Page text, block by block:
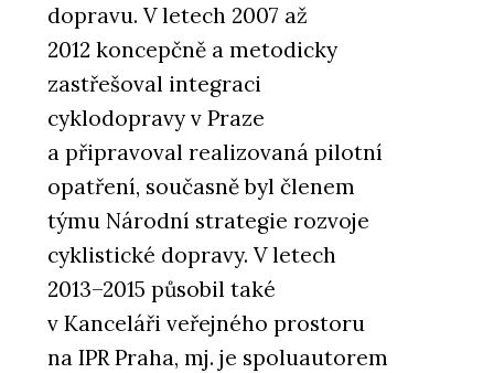
dopravu. V letech 2007 až
2012 koncepčně a metodicky
zastřešoval integraci
cyklodopravy v Praze
a připravoval realizovaná pilotní
opatření, současně byl členem
týmu Národní strategie rozvoje
cyklistické dopravy. V letech
2013⁠–⁠2015 působil také
v Kanceláři veřejného prostoru
na IPR Praha, mj. je spoluautorem